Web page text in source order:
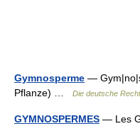
Gymnosperme —
Pflanze) …
Die deutsche
GYMNOSPERMES — Les